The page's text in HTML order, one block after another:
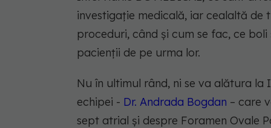
investigație medicală, iar cealaltă
proceduri, când și cum se fac, ce
pacienții de pe urma lor.
Nu în ultimul rând, ni se va alătura
echipei - Dr. Andrada Bogdan – care
sept atrial și despre Foramen Ovale